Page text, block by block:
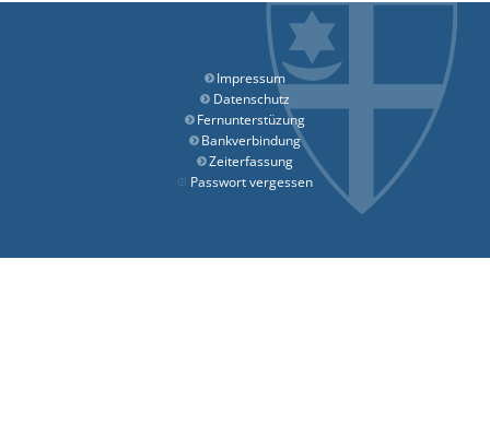
Impressum
Datenschutz
Fernunterstüzung
Bankverbindung
Zeiterfassung
Passwort vergessen